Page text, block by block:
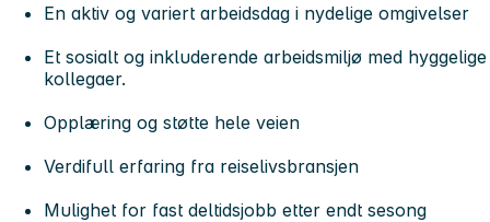
En aktiv og variert arbeidsdag i nydelige omgivelser
Et sosialt og inkluderende arbeidsmiljø med hyggelige
kollegaer.
Opplæring og støtte hele veien
Verdifull erfaring fra reiselivsbransjen
Mulighet for fast deltidsjobb etter endt sesong